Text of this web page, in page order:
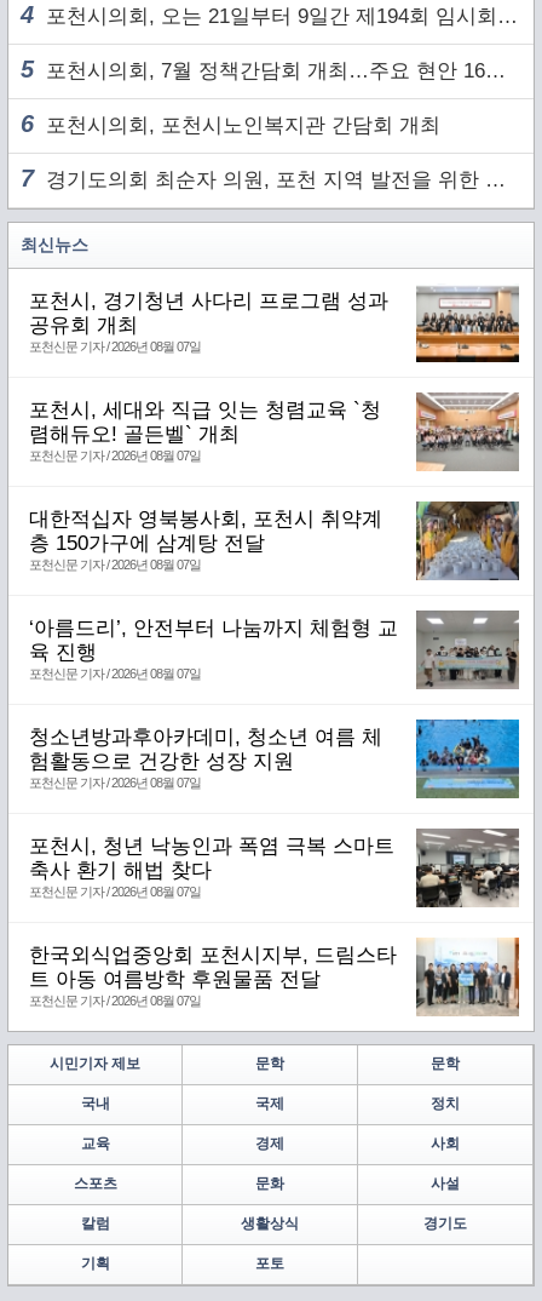
4 포천시의회, 오는 21일부터 9일간 제194회 임시회 개회
5 포천시의회, 7월 정책간담회 개최…주요 현안 16건 점검
6 포천시의회, 포천시노인복지관 간담회 개최
7경기도의회 최순자 의원, 포천 지역 발전을 위한 정담회 개최
최신뉴스
포천시, 경기청년 사다리 프로그램 성과
공유회 개최
포천신문 기자 / 2026년 08월 07일
포천시, 세대와 직급 잇는 청렴교육 `청
렴해듀오! 골든벨` 개최
포천신문 기자 / 2026년 08월 07일
대한적십자 영북봉사회, 포천시 취약계
층 150가구에 삼계탕 전달
포천신문 기자 / 2026년 08월 07일
‘아름드리’, 안전부터 나눔까지 체험형 교
육 진행
포천신문 기자 / 2026년 08월 07일
청소년방과후아카데미, 청소년 여름 체
험활동으로 건강한 성장 지원
포천신문 기자 / 2026년 08월 07일
포천시, 청년 낙농인과 폭염 극복 스마트
축사 환기 해법 찾다
포천신문 기자 / 2026년 08월 07일
한국외식업중앙회 포천시지부, 드림스타
트 아동 여름방학 후원물품 전달
포천신문 기자 / 2026년 08월 07일
시민기자 제보 문학 문학
국내 국제 정치
교육 경제 사회
스포츠 문화 사설
칼럼 생활상식 경기도
기획 포토